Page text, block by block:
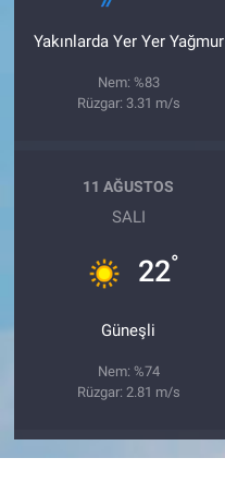
Yakınlarda Yer Yer Yağmur
Nem: %83
Rüzgar: 3.31 m/s
11 AĞUSTOS
SALI
22°
Güneşli
Nem: %74
Rüzgar: 2.81 m/s